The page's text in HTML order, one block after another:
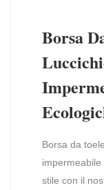
Borsa
Borsa da
stile con il